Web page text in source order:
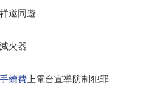
邀同遊
火器
續費 上電台宣導防制犯罪